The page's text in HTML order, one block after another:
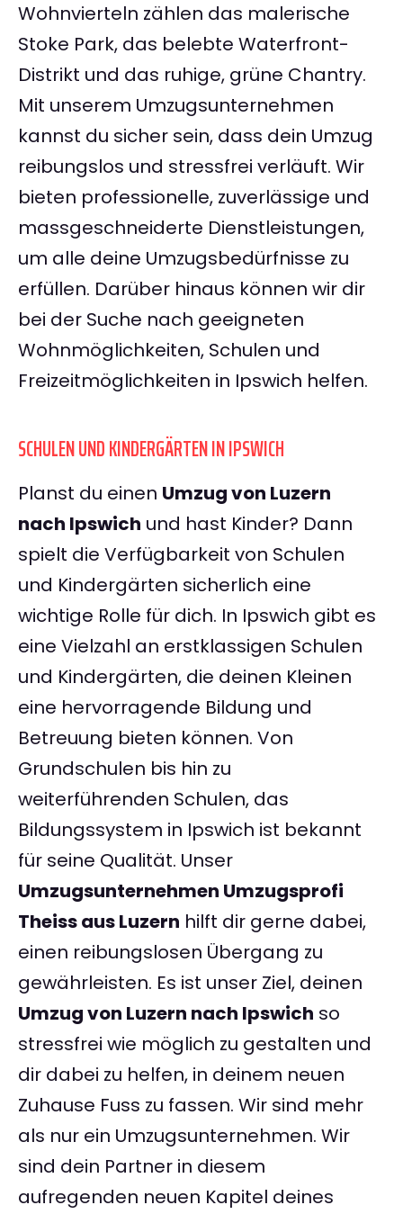
Wohnvierteln zählen das malerische
Stoke Park, das belebte Waterfront-
Distrikt und das ruhige, grüne Chantry.
Mit unserem Umzugsunternehmen
kannst du sicher sein, dass dein Umzug
reibungslos und stressfrei verläuft. Wir
bieten professionelle, zuverlässige und
massgeschneiderte Dienstleistungen,
um alle deine Umzugsbedürfnisse zu
erfüllen. Darüber hinaus können wir dir
bei der Suche nach geeigneten
Wohnmöglichkeiten, Schulen und
Freizeitmöglichkeiten in Ipswich helfen.
SCHULEN UND KINDERGÄRTEN IN IPSWICH
Planst du einen Umzug von Luzern
nach Ipswich und hast Kinder? Dann
spielt die Verfügbarkeit von Schulen
und Kindergärten sicherlich eine
wichtige Rolle für dich. In Ipswich gibt es
eine Vielzahl an erstklassigen Schulen
und Kindergärten, die deinen Kleinen
eine hervorragende Bildung und
Betreuung bieten können. Von
Grundschulen bis hin zu
weiterführenden Schulen, das
Bildungssystem in Ipswich ist bekannt
für seine Qualität. Unser
Umzugsunternehmen Umzugsprofi
Theiss aus Luzern hilft dir gerne dabei,
einen reibungslosen Übergang zu
gewährleisten. Es ist unser Ziel, deinen
Umzug von Luzern nach Ipswich so
stressfrei wie möglich zu gestalten und
dir dabei zu helfen, in deinem neuen
Zuhause Fuss zu fassen. Wir sind mehr
als nur ein Umzugsunternehmen. Wir
sind dein Partner in diesem
aufregenden neuen Kapitel deines